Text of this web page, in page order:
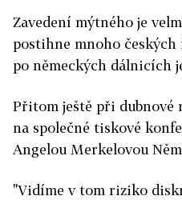
Zavedení mýtného je
postihne mnoho
po německých dálnicích
Přitom ještě při dubnové
na společné tiskové
Angelou Merkelovou
"Vidíme v tom riziko